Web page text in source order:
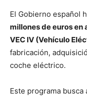
El Gobierno español
millones de euros en
VEC IV (Vehículo
fabricación,
coche eléctrico.
Este programa